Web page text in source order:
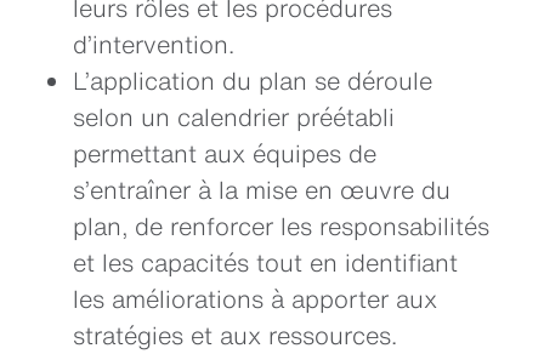
leurs rôles et les procédures
d’intervention.
L’application du plan se déroule
selon un calendrier préétabli
permettant aux équipes de
s’entraîner à la mise en œuvre du
plan, de renforcer les responsabilités
et les capacités tout en identifiant
les améliorations à apporter aux
stratégies et aux ressources.